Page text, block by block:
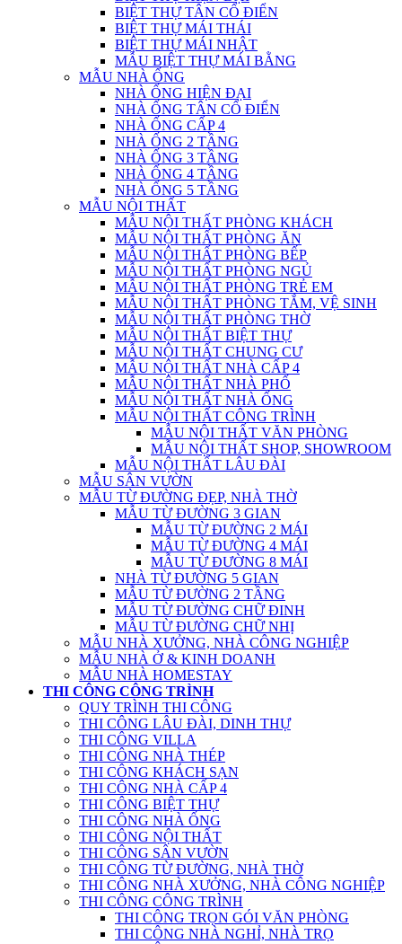
BIỆT THỰ TÂN CỔ ĐIỂN
BIỆT THỰ MÁI THÁI
BIỆT THỰ MÁI NHẬT
MẪU BIỆT THỰ MÁI BẰNG
MẪU NHÀ ỐNG
NHÀ ỐNG HIỆN ĐẠI
NHÀ ỐNG TÂN CỔ ĐIỂN
NHÀ ỐNG CẤP 4
NHÀ ỐNG 2 TẦNG
NHÀ ỐNG 3 TẦNG
NHÀ ỐNG 4 TẦNG
NHÀ ỐNG 5 TẦNG
MẪU NỘI THẤT
MẪU NỘI THẤT PHÒNG KHÁCH
MẪU NỘI THẤT PHÒNG ĂN
MẪU NỘI THẤT PHÒNG BẾP
MẪU NỘI THẤT PHÒNG NGỦ
MẪU NỘI THẤT PHÒNG TRẺ EM
MẪU NỘI THẤT PHÒNG TẮM, VỆ SINH
MẪU NỘI THẤT PHÒNG THỜ
MẪU NỘI THẤT BIỆT THỰ
MẪU NỘI THẤT CHUNG CƯ
MẪU NỘI THẤT NHÀ CẤP 4
MẪU NỘI THẤT NHÀ PHỐ
MẪU NỘI THẤT NHÀ ỐNG
MẪU NỘI THẤT CÔNG TRÌNH
MẪU NỘI THẤT VĂN PHÒNG
MẪU NỘI THẤT SHOP, SHOWROOM
MẪU NỘI THẤT LÂU ĐÀI
MẪU SÂN VƯỜN
MẪU TỪ ĐƯỜNG ĐẸP, NHÀ THỜ
MẪU TỪ ĐƯỜNG 3 GIAN
MẪU TỪ ĐƯỜNG 2 MÁI
MẪU TỪ ĐƯỜNG 4 MÁI
MẪU TỪ ĐƯỜNG 8 MÁI
NHÀ TỪ ĐƯỜNG 5 GIAN
MẪU TỪ ĐƯỜNG 2 TẦNG
MẪU TỪ ĐƯỜNG CHỮ ĐINH
MẪU TỪ ĐƯỜNG CHỮ NHỊ
MẪU NHÀ XƯỞNG, NHÀ CÔNG NGHIỆP
MẪU NHÀ Ở & KINH DOANH
MẪU NHÀ HOMESTAY
THI CÔNG CÔNG TRÌNH
QUY TRÌNH THI CÔNG
THI CÔNG LÂU ĐÀI, DINH THỰ
THI CÔNG VILLA
THI CÔNG NHÀ THÉP
THI CÔNG KHÁCH SẠN
THI CÔNG NHÀ CẤP 4
THI CÔNG BIỆT THỰ
THI CÔNG NHÀ ỐNG
THI CÔNG NỘI THẤT
THI CÔNG SÂN VƯỜN
THI CÔNG TỪ ĐƯỜNG, NHÀ THỜ
THI CÔNG NHÀ XƯỞNG, NHÀ CÔNG NGHIỆP
THI CÔNG CÔNG TRÌNH
THI CÔNG TRỌN GÓI VĂN PHÒNG
THI CÔNG NHÀ NGHỈ, NHÀ TRỌ